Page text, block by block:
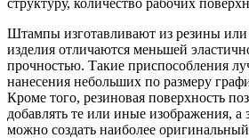
структуру, количество рабочих
Штампы изготавливают из резины
изделия отличаются меньшей
прочностью. Такие приспособления
нанесения небольших по размеру
Кроме того, резиновая поверхность
добавлять те или иные изображения,
можно создать наиболее